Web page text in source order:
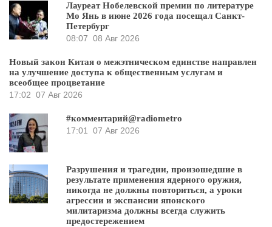
Лауреат Нобелевской премии по литературе
Мо Янь в июне 2026 года посещал Санкт-
Петербург
08:07 08 Авг 2026
Новый закон Китая о межэтническом единстве направлен
на улучшение доступа к общественным услугам и
всеобщее процветание
17:02 07 Авг 2026
#комментарий@radiometro
17:01 07 Авг 2026
Разрушения и трагедии, произошедшие в
результате применения ядерного оружия,
никогда не должны повториться, а уроки
агрессии и экспансии японского
милитаризма должны всегда служить
предостережением